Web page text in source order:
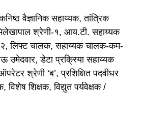
वैज्ञानिक सहाय्यक, तांत्रिक
श्रेणी-१, आय.टी. सहाय्यक
लिफ्ट चालक, सहाय्यक चालक-कम-
उमेदवार, डेटा प्रक्रिया सहाय्यक
श्रेणी ‘ब’, प्रशिक्षित पदवीधर
विशेष शिक्षक, विद्युत पर्यवेक्षक /